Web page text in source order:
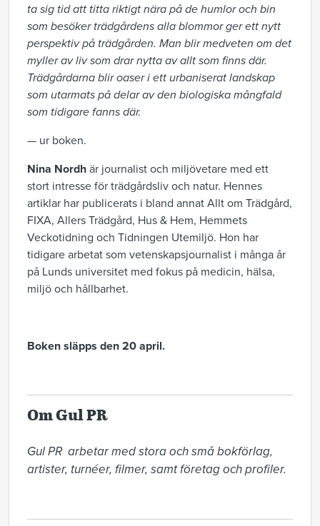
ta sig tid att titta riktigt nära på de humlor och bin
som besöker trädgårdens alla blommor ger ett nytt
perspektiv på trädgården. Man blir medveten om det
myller av liv som drar nytta av allt som finns där.
Trädgårdarna blir oaser i ett urbaniserat landskap
som utarmats på delar av den biologiska mångfald
som tidigare fanns där.
— ur boken.
Nina Nordh är journalist och miljövetare med ett
stort intresse för trädgårdsliv och natur. Hennes
artiklar har publicerats i bland annat Allt om Trädgård,
FIXA, Allers Trädgård, Hus & Hem, Hemmets
Veckotidning och Tidningen Utemiljö. Hon har
tidigare arbetat som vetenskapsjournalist i många år
på Lunds universitet med fokus på medicin, hälsa,
miljö och hållbarhet.
Boken släpps den 20 april.
Om Gul PR
Gul PR  arbetar med stora och små bokförlag,
artister, turnéer, filmer, samt företag och profiler.